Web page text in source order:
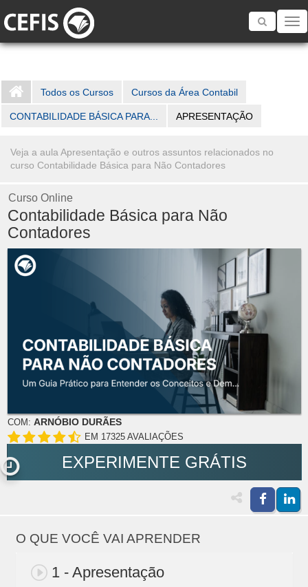
Toggle
Todos os Cursos Cursos da Área Contabil
CONTABILIDADE BÁSICA PARA... APRESENTAÇÃO
Veja a aula Apresentação e outros assuntos relacionados no
curso Contabilidade Básica para Não Contadores
Curso Online
Contabilidade Básica para Não
Contadores
COM: ARNÓBIO DURÃES
EM 17325 AVALIAÇÕES
EXPERIMENTE GRÁTIS
O QUE VOCÊ VAI APRENDER
1 - Apresentação